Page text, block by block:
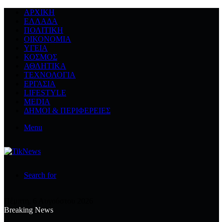
ΑΡΧΙΚΉ
ΕΛΛΆΔΑ
ΠΟΛΙΤΙΚΉ
ΟΙΚΟΝΟΜΊΑ
ΥΓΕΊΑ
ΚΌΣΜΟΣ
ΑΘΛΗΤΙΚΆ
ΤΕΧΝΟΛΟΓΙΆ
ΕΡΓΑΣΊΑ
LIFESTYLE
MEDIA
ΔΉΜΟΙ & ΠΕΡΙΦΈΡΕΙΕΣ
Menu
Search for
Breaking News